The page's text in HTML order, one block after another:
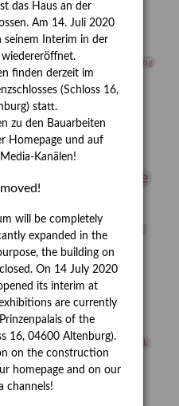
Museen
Schlossberg
Archäologie Asta Gröting
Blätter"
Berlin in den Zwanziger Jahren
Enteignung
estrusker Exlibris
Fotografie
heute
Preis
Gerhard Kurt Müller
Grafik
Mythologie
Kirchhoff Heldinnen
Italien
Korkmodelle Kunst
Künstlerin Lehmbruck
Natur
das Haus an der
Am 14. Juli 2020
seinem Interim in der
wiedereröffnet.
finden derzeit im
(Schloss 16,
statt.
zu den Bauarbeiten
Homepage und auf
Kanälen!
will be completely
expanded in the
the building on
On 14 July 2020
its interim at
exhibitions are currently
of the
16, 04600 Altenburg).
on the construction
homepage and on our
channels!